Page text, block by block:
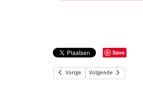
Save
Vorige Volgende